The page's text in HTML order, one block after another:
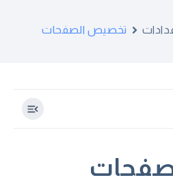
تخصيص الصفحات